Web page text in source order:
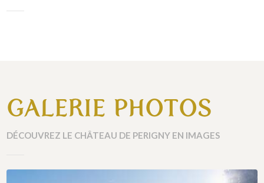
GALERIE PHOTOS
DÉCOUVREZ LE CHÂTEAU DE PERIGNY EN IMAGES